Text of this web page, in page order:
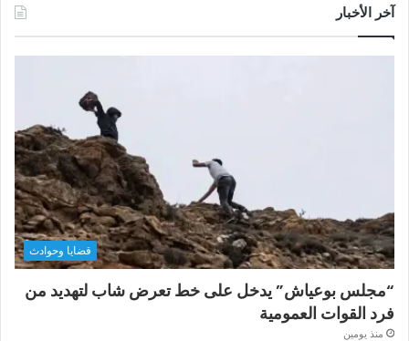
آخر الأخبار
قضايا وحوادث
“مجلس بوعياش” يدخل على خط تعرض شاب لتهديد من
فرد القوات العمومية
منذ يومين